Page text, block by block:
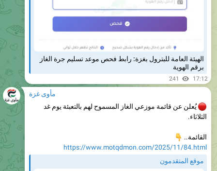
برقم الهوية
241 17:12
مأوى غزة
يُعلن عن قائمة موزعي الغاز المسموح لهم بالتعبئة يوم غد
القائمة..
موقع المتقدمون